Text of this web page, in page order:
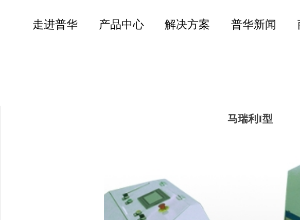
走进普华 产品中心 解决方案 普华新闻
马瑞利I型